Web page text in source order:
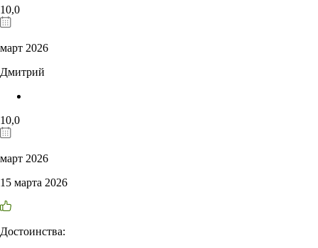
10,0
март 2026
Дмитрий
10,0
март 2026
15 марта 2026
Достоинства: